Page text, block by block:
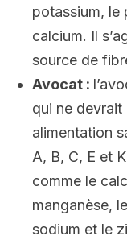
potassium, le
calcium. Il
source de
Avocat :
qui ne devrait
alimentation
A, B, C, E et
comme le
manganèse,
sodium et le